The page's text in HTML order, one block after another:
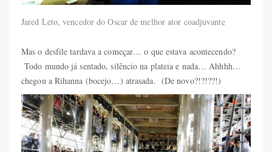
Jared Leto, vencedor do Oscar de melhor ator coadjuvante
Mas o desfile tardava a começar… o que estava acontecendo?
Todo mundo já sentado, silêncio na plateia e nada… Ahhhh…
chegou a Rihanna (bocejo…) atrasada. (De novo?!?!??!)